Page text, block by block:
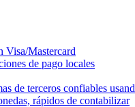
Visa/Mastercard
de pago locales
de terceros confiables
rápidos de contabilizar